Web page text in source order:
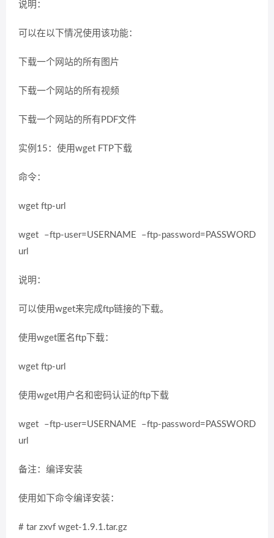
说明：
可以在以下情况使用该功能：
下载一个网站的所有图片
下载一个网站的所有视频
下载一个网站的所有PDF文件
实例15：使用wget FTP下载
命令：
wget ftp-url
wget –ftp-user=USERNAME –ftp-password=PASSWORD
url
说明：
可以使用wget来完成ftp链接的下载。
使用wget匿名ftp下载：
wget ftp-url
使用wget用户名和密码认证的ftp下载
wget –ftp-user=USERNAME –ftp-password=PASSWORD
url
备注：编译安装
使用如下命令编译安装：
# tar zxvf wget-1.9.1.tar.gz